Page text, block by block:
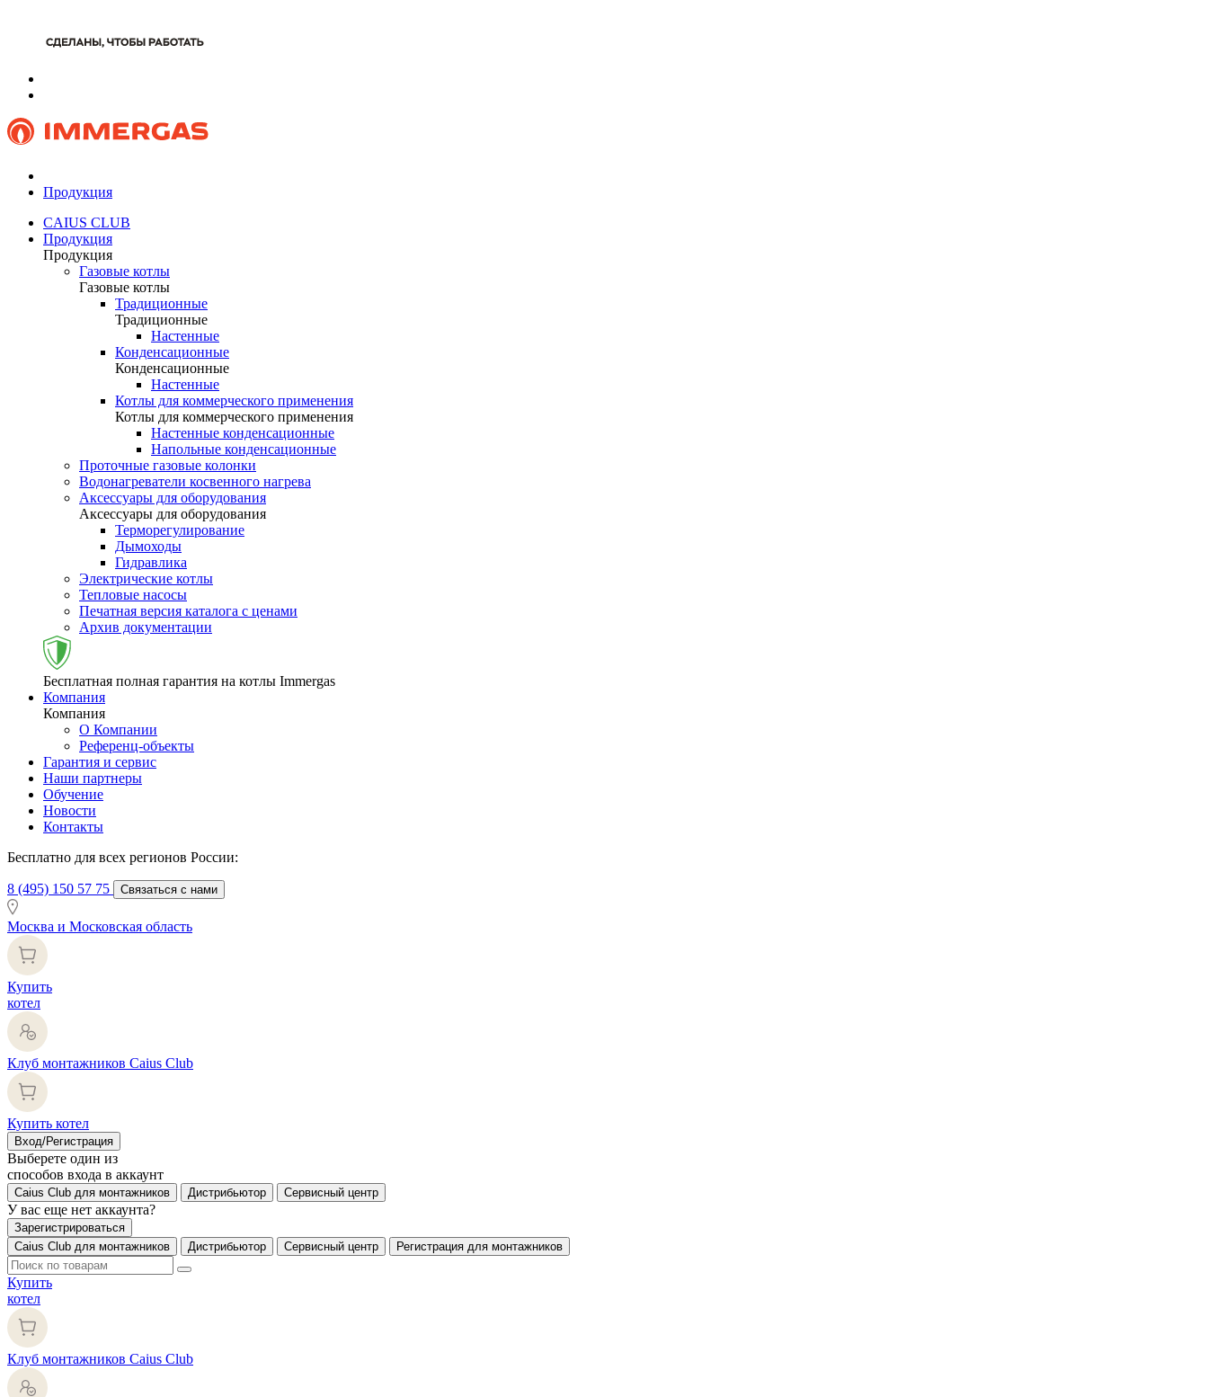
Продукция
CAIUS CLUB
Продукция
Продукция
Газовые котлы
Газовые котлы
Традиционные
Традиционные
Настенные
Конденсационные
Конденсационные
Настенные
Котлы для коммерческого применения
Котлы для коммерческого применения
Настенные конденсационные
Напольные конденсационные
Проточные газовые колонки
Водонагреватели косвенного нагрева
Аксессуары для оборудования
Аксессуары для оборудования
Терморегулирование
Дымоходы
Гидравлика
Электрические котлы
Тепловые насосы
Печатная версия каталога с ценами
Архив документации
Бесплатная полная гарантия на котлы Immergas
Компания
Компания
О Компании
Референц-объекты
Гарантия и сервис
Наши партнеры
Обучение
Новости
Контакты
Бесплатно для всех регионов России:
8 (495) 150 57 75 Связаться с нами
Москва и Московская область
Купить
котел
Клуб монтажников Caius Club
Купить котел
Вход/Регистрация
Выберете один из
способов входа в аккаунт
Caius Club для монтажников Дистрибьютор Сервисный центр
У вас еще нет аккаунта?
Зарегистрироваться
Caius Club для монтажников
Дистрибьютор Сервисный центр Регистрация для монтажников
Купить
котел
Клуб монтажников Caius Club